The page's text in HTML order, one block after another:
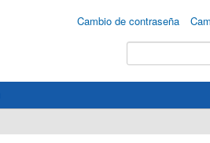
Cambio de contraseña